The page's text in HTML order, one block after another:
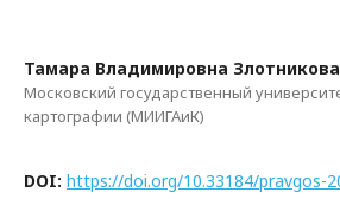
Тамара Владимировна Злотникова
Московский государственный
картографии (МИИГАиК)
DOI: https://doi.org/10.33184/pravgos-